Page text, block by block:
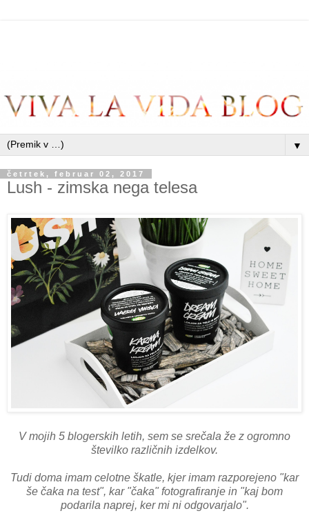
▼
četrtek, februar 02, 2017
Lush - zimska nega telesa
V mojih 5 blogerskih letih, sem se srečala že z ogromno
številko različnih izdelkov.
Tudi doma imam celotne škatle, kjer imam razporejeno "kar
še čaka na test", kar "čaka" fotografiranje in "kaj bom
podarila naprej, ker mi ni odgovarjalo".